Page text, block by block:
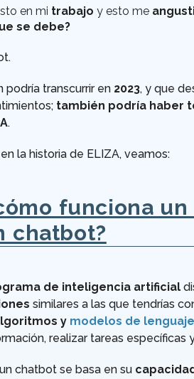
en mi trabajo y esto me
se debe?
podría transcurrir en 2023, y que
también podría haber
.
la historia de ELIZA, veamos:
funciona
chatbot?
de inteligencia artificial
similares a las que tendrías
y modelos de
realizar tareas específicas
chatbot se basa en su